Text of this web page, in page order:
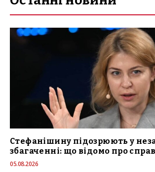
Стефанішину підозрюють у
збагаченні: що відомо про
05.08.2026